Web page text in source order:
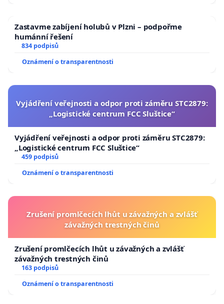
Zastavme zabíjení holubů v Plzni – podpořme
humánní řešení
834 podpisů
Oznámení o transparentnosti
Vyjádření veřejnosti a odpor proti záměru STC2879:
„Logistické centrum FCC Sluštice“
Vyjádření veřejnosti a odpor proti záměru STC2879:
„Logistické centrum FCC Sluštice“
459 podpisů
Oznámení o transparentnosti
Zrušení promlčecích lhůt u závažných a zvlášť
závažných trestných činů
Zrušení promlčecích lhůt u závažných a zvlášť
závažných trestných činů
163 podpisů
Oznámení o transparentnosti